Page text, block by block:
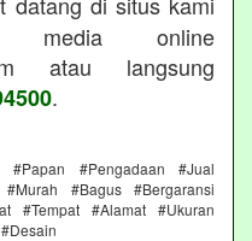
online
atau langsung
.
#Pengadaan #Jual
#Bagus #Bergaransi
#Tempat #Alamat #Ukuran